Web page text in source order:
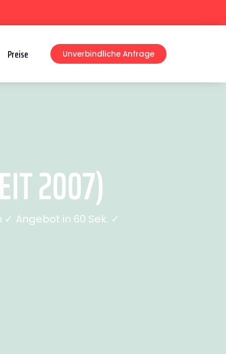
Preise Unverbindliche Anfrage
2007)
Angebot in 60 Sek. ✓